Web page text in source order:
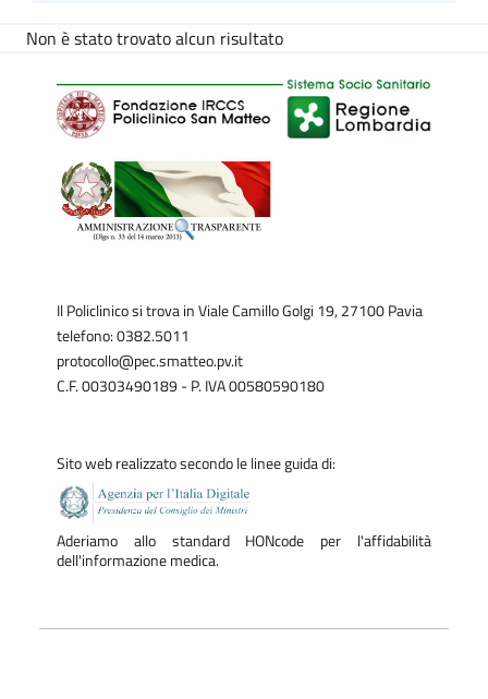
Non è stato trovato alcun risultato
Il Policlinico si trova in Viale Camillo Golgi 19, 27100 Pavia
telefono: 0382.5011
protocollo@pec.smatteo.pv.it
C.F. 00303490189 - P. IVA 00580590180
Sito web realizzato secondo le linee guida di:
Aderiamo allo standard HONcode per l'affidabilità
dell'informazione medica.